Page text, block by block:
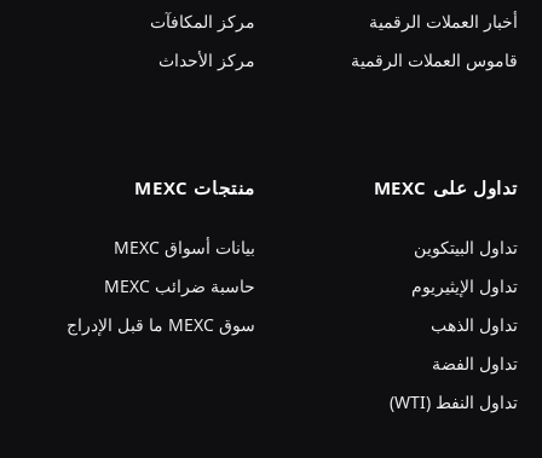
أخبار العملات الرقمية
قاموس العملات الرقمية
مركز المكافآت
مركز الأحداث
تداول على MEXC
تداول البيتكوين
تداول الإيثيريوم
تداول الذهب
تداول الفضة
تداول النفط (WTI)
منتجات MEXC
بيانات أسواق MEXC
حاسبة ضرائب MEXC
سوق MEXC ما قبل الإدراج